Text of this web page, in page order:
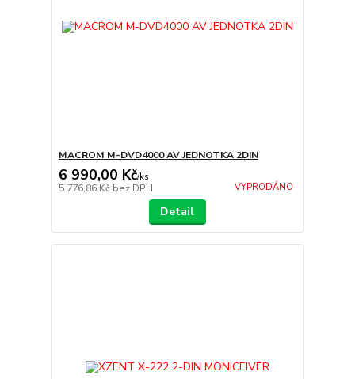
MACROM M-DVD4000 AV JEDNOTKA 2DIN
6 990,00 Kč/ks
5 776,86 Kč bez DPH VYPRODÁNO
Detail